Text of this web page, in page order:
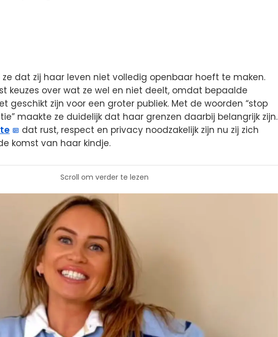
dat zij haar leven niet volledig openbaar hoeft te maken.
keuzes over wat ze wel en niet deelt, omdat bepaalde
geschikt zijn voor een groter publiek. Met de woorden “stop
maakte ze duidelijk dat haar grenzen daarbij belangrijk zijn.
dat rust, respect en privacy noodzakelijk zijn nu zij zich
komst van haar kindje.
Scroll om verder te lezen